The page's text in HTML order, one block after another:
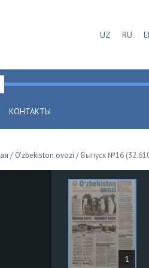
UZ RU
КОНТАКТЫ
/ O'zbekiston ovozi / Выпуск №16
1